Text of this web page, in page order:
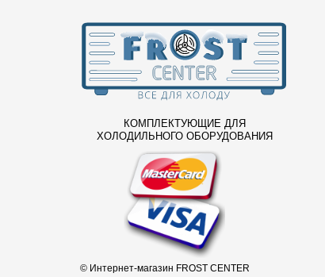
КОМПЛЕКТУЮЩИЕ ДЛЯ
ХОЛОДИЛЬНОГО ОБОРУДОВАНИЯ
© Интернет-магазин FROST CENTER